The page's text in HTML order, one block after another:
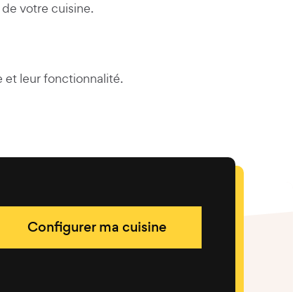
votre cuisine.
et leur fonctionnalité.
Configurer ma cuisine